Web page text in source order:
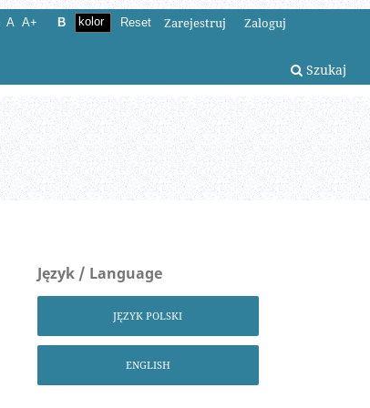
Szukaj
A A+ B Reset Zarejestruj Zaloguj
Język / Language
JĘZYK POLSKI
ENGLISH